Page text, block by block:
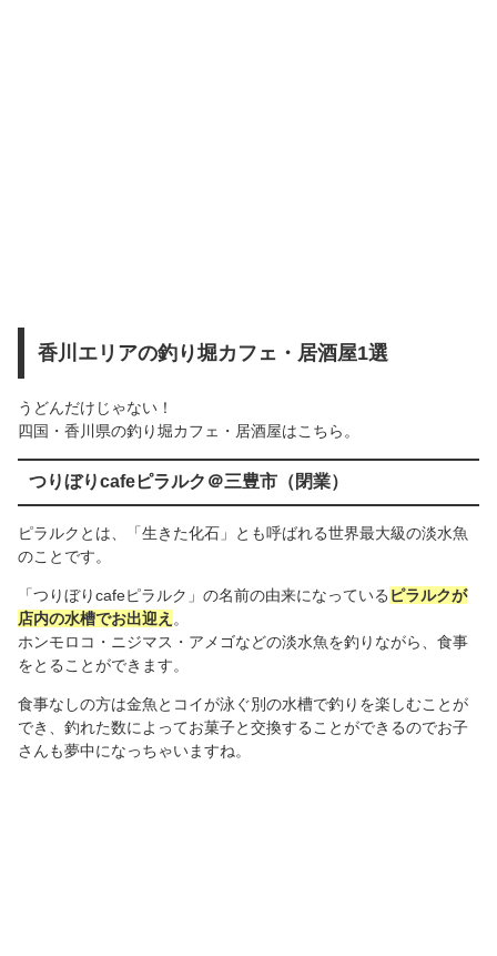
香川エリアの釣り堀カフェ・居酒屋1選
うどんだけじゃない！
四国・香川県の釣り堀カフェ・居酒屋はこちら。
つりぼりcafeピラルク＠三豊市（閉業）
ピラルクとは、「生きた化石」とも呼ばれる世界最大級の淡水魚
のことです。
「つりぼりcafeピラルク」の名前の由来になっている ピラルクが
店内の水槽でお出迎え 。
ホンモロコ・ニジマス・アメゴなどの淡水魚を釣りながら、食事
をとることができます。
食事なしの方は金魚とコイが泳ぐ別の水槽で釣りを楽しむことが
でき、釣れた数によってお菓子と交換することができるのでお子
さんも夢中になっちゃいますね。